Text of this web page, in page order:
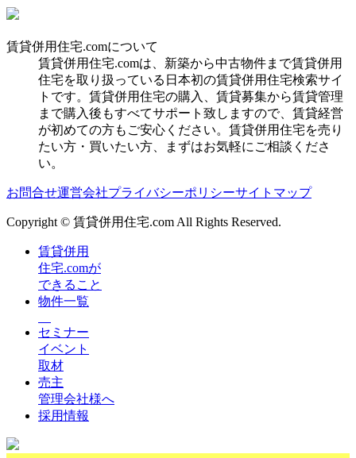
賃貸併用住宅.comについて
賃貸併用住宅.comは、新築から中古物件まで賃貸併用
住宅を取り扱っている日本初の賃貸併用住宅検索サイ
トです。賃貸併用住宅の購入、賃貸募集から賃貸管理
まで購入後もすべてサポート致しますので、賃貸経営
が初めての方もご安心ください。賃貸併用住宅を売り
たい方・買いたい方、まずはお気軽にご相談くださ
い。
お問合せ運営会社プライバシーポリシーサイトマップ
Copyright © 賃貸併用住宅.com All Rights Reserved.
賃貸併用
住宅.comが
できること
物件一覧
セミナー
イベント
取材
売主
管理会社様へ
採用情報